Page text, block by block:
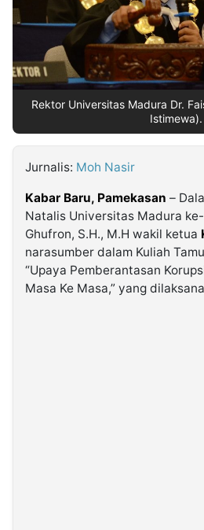
Follow
Kabarbaru.co
Rektor Universitas Madura Dr.
Istimewa).
Jurnalis: Moh Nasir
Kabar Baru, Pamekasan –
Natalis Universitas Madura
Ghufron, S.H., M.H wakil ketua
narasumber dalam Kuliah
“Upaya Pemberantasan
Masa Ke Masa,” yang